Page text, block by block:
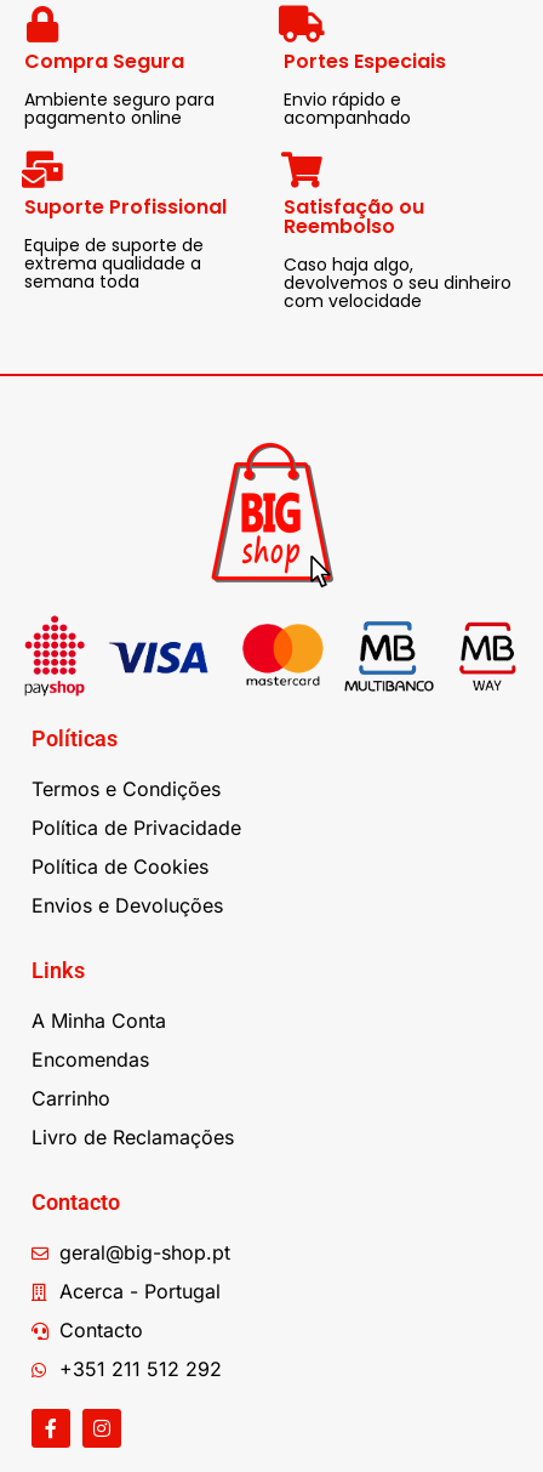
Compra Segura
Ambiente seguro para
pagamento online
Portes Especiais
Envio rápido e
acompanhado
Suporte Profissional
Equipe de suporte de
extrema qualidade a
semana toda
Satisfação ou
Reembolso
Caso haja algo,
devolvemos o seu dinheiro
com velocidade
Políticas
Termos e Condições
Política de Privacidade
Política de Cookies
Envios e Devoluções
Links
A Minha Conta
Encomendas
Carrinho
Livro de Reclamações
Contacto
geral@big-shop.pt
Acerca - Portugal
Contacto
+351 211 512 292